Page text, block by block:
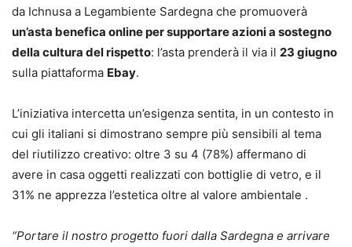
da Ichnusa a Legambiente Sardegna che promuoverà
un’asta benefica online per supportare azioni a sostegno
della cultura del rispetto: l’asta prenderà il via il 23 giugno
sulla piattaforma Ebay.
L’iniziativa intercetta un’esigenza sentita, in un contesto in
cui gli italiani si dimostrano sempre più sensibili al tema
del riutilizzo creativo: oltre 3 su 4 (78%) affermano di
avere in casa oggetti realizzati con bottiglie di vetro, e il
31% ne apprezza l’estetica oltre al valore ambientale .
“Portare il nostro progetto fuori dalla Sardegna e arrivare